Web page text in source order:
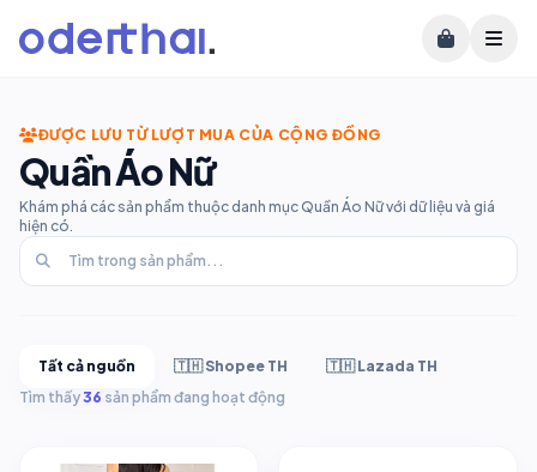
ĐƯỢC LƯU TỪ LƯỢT MUA CỦA CỘNG ĐỒNG
Quần Áo Nữ
Khám phá các sản phẩm thuộc danh mục Quần Áo Nữ với dữ liệu và giá
hiện có.
Tất cả nguồn 🇹🇭 Shopee TH
🇹🇭 Lazada TH
Tìm thấy36 sản phẩm đang hoạt động